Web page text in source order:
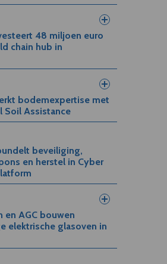
48 miljoen euro
chain hub in
bodemexpertise met
Soil Assistance
beveiliging,
en herstel in Cyber
en AGC bouwen
elektrische glasoven in